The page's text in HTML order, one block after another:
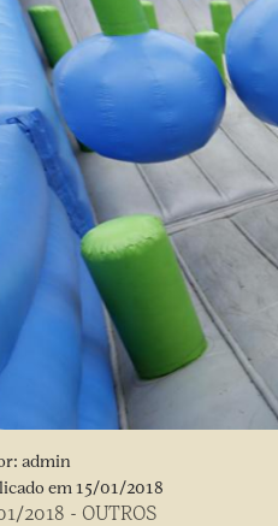
admin
em15/01/2018
2018 - OUTROS